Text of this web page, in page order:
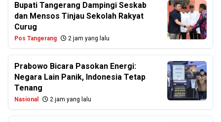
Bupati Tangerang Dampingi Seskab
dan Mensos Tinjau Sekolah Rakyat
Curug
Pos Tangerang 2 jam yang lalu
Prabowo Bicara Pasokan Energi:
Negara Lain Panik, Indonesia Tetap
Tenang
Nasional 2 jam yang lalu